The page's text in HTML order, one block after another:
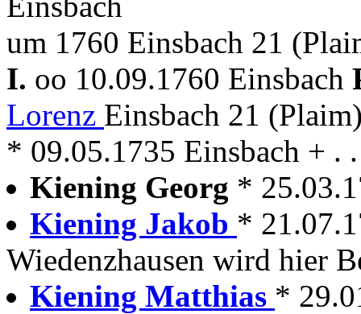
um 1760 Einsbach 21
I. oo 10.09.1760 Einsbach
Lorenz Einsbach 21
* 09.05.1735 Einsbach + .
Kiening Georg *
Kiening Jakob *
Wiedenzhausen wird hier
Kiening Matthias *